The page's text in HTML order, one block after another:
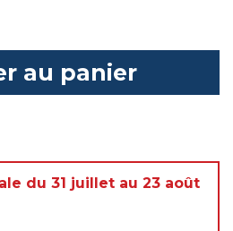
au panier
du 31 juillet au 23 août